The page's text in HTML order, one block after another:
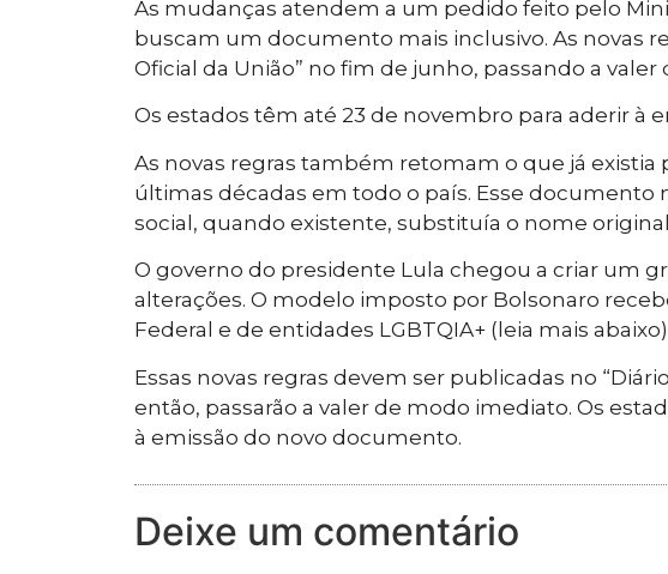
As mudanças atendem a um pedido feito pelo
buscam um documento mais inclusivo. As novas
Oficial da União” no fim de junho, passando a
Os estados têm até 23 de novembro para aderir à
As novas regras também retomam o que já existia
últimas décadas em todo o país. Esse documento
social, quando existente, substituía o nome
O governo do presidente Lula chegou a criar um
alterações. O modelo imposto por Bolsonaro
Federal e de entidades LGBTQIA+ (leia mais
Essas novas regras devem ser publicadas no
então, passarão a valer de modo imediato. Os
à emissão do novo documento.
Deixe um comentário